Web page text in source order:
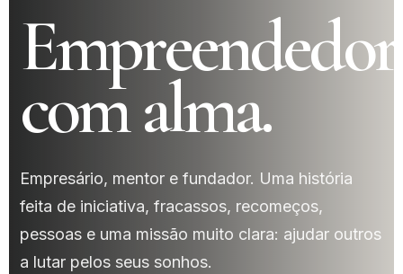
com alma.
Empresário, mentor e fundador. Uma história
feita de iniciativa, fracassos, recomeços,
pessoas e uma missão muito clara: ajudar outros
a lutar pelos seus sonhos.